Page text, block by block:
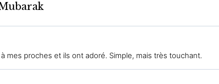
mes proches et ils ont adoré. Simple, mais très touchant.